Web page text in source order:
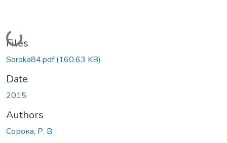
Loading...
Files
Soroka84.pdf(160.63 KB)
Date
2015
Authors
Сорока, Р. В.